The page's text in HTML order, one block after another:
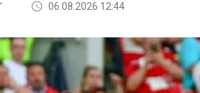
06.08.2026 12:44